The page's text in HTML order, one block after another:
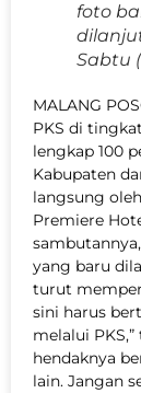
foto
Sabtu
MALANG
PKS di
lengkap 100
Kabupaten
langsung
Premiere
yang baru
turut
sini harus
melalui
hendaknya
lain. Jangan